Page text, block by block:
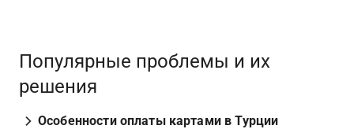
Популярные проблемы и их
решения
Особенности оплаты картами в Турции